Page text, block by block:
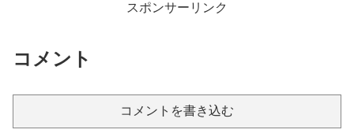
スポンサーリンク
コメント
コメントを書き込む